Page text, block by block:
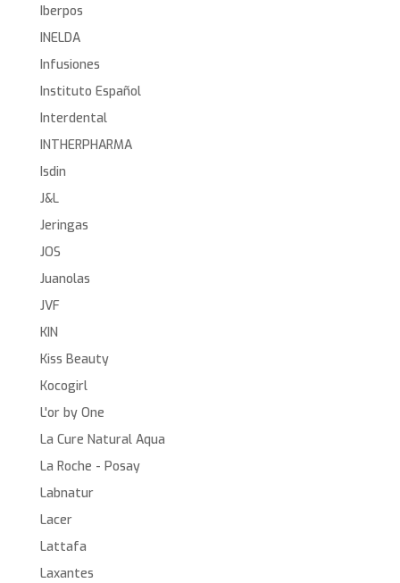
Iberpos
INELDA
Infusiones
Instituto Español
Interdental
INTHERPHARMA
Isdin
J&L
Jeringas
JOS
Juanolas
JVF
KIN
Kiss Beauty
Kocogirl
L'or by One
La Cure Natural Aqua
La Roche - Posay
Labnatur
Lacer
Lattafa
Laxantes